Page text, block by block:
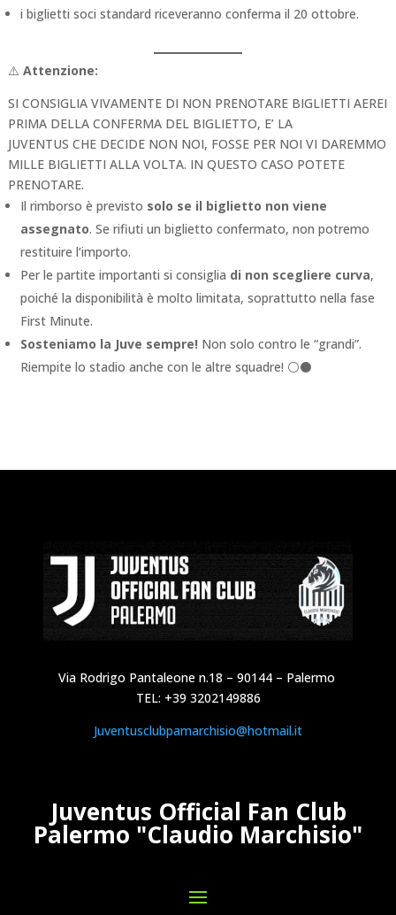
i biglietti soci standard riceveranno conferma il 20 ottobre.
⚠️ Attenzione:
SI CONSIGLIA VIVAMENTE DI NON PRENOTARE BIGLIETTI AEREI
PRIMA DELLA CONFERMA DEL BIGLIETTO, E’ LA
JUVENTUS CHE DECIDE NON NOI, FOSSE PER NOI VI DAREMMO
MILLE BIGLIETTI ALLA VOLTA. IN QUESTO CASO POTETE
PRENOTARE.
Il rimborso è previsto solo se il biglietto non viene
assegnato. Se rifiuti un biglietto confermato, non potremo
restituire l’importo.
Per le partite importanti si consiglia di non scegliere curva,
poiché la disponibilità è molto limitata, soprattutto nella fase
First Minute.
Sosteniamo la Juve sempre! Non solo contro le “grandi”.
Riempite lo stadio anche con le altre squadre! ⚪⚫
Via Rodrigo Pantaleone n.18 – 90144 – Palermo
TEL: +39 3202149886
Juventusclubpamarchisio@hotmail.it
Juventus Official Fan Club
Palermo "Claudio Marchisio"